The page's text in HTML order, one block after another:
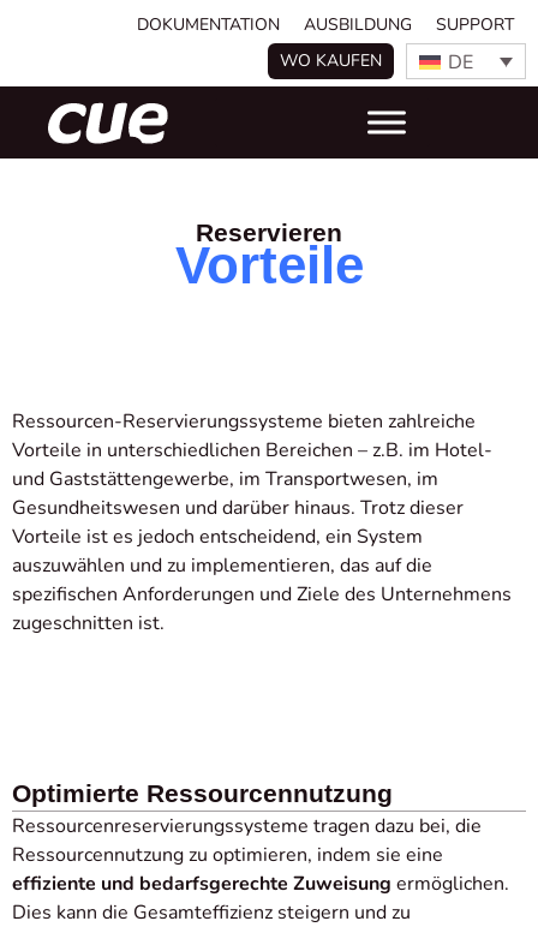
DOKUMENTATION AUSBILDUNG
SUPPORT
WO KAUFEN
DE
Reservieren
Vorteile
Ressourcen-Reservierungssysteme bieten zahlreiche
Vorteile in unterschiedlichen Bereichen – z.B. im Hotel-
und Gaststättengewerbe, im Transportwesen, im
Gesundheitswesen und darüber hinaus. Trotz dieser
Vorteile ist es jedoch entscheidend, ein System
auszuwählen und zu implementieren, das auf die
spezifischen Anforderungen und Ziele des Unternehmens
zugeschnitten ist.
Optimierte Ressourcennutzung
Ressourcenreservierungssysteme tragen dazu bei, die
Ressourcennutzung zu optimieren, indem sie eine
effiziente und bedarfsgerechte Zuweisung ermöglichen.
Dies kann die Gesamteffizienz steigern und zu